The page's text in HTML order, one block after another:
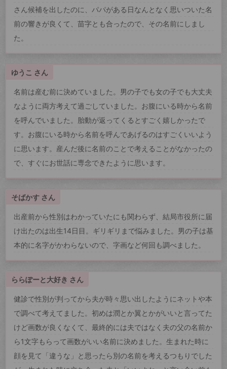
さん候補を出したのに、パパがある日なんとなく思いついた名
前の響きが良くて、苗字とも合ったので、その名前にしまし
た。
ゆうこ さん
名前は産む前に決めていました。男の子でも女の子でも大丈夫
なように両方考えて過ごしていました。お腹にいる時から名前
を呼んでいました。胎動が返ってくるとすごく嬉しかったで
す。お腹にいる時から名前を呼んであげるのはすごくいいよう
に思います。産んだ後に名前のことで考えることがなかったの
で、すぐにお世話に専念できたように思います。
そばかす さん
出産前から性別はわかっていたにも関わらず、結局市役所に届
け出たのは出生14日目。ギリギリまで悩みました。男の子は基
本的に名字がかわらないので、字画など何回も調べました。
ららぽーと大好き さん
健診で性別が判ってから夫が時々思い出したようにネットや本
で調べて考えてました。初めは潤とか翼とかがいいと言ってた
けど画数が良くなくて、最終的には夫ではなく夫の父の名前か
ら1文字もらって画数がいい名前に決めました。生まれた時に
顔を見て「違うな」と思ったら別の名前を考えるつもりでした